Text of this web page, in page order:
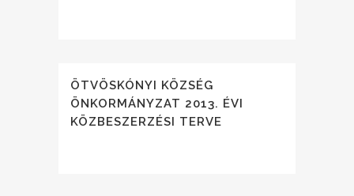
ÖTVÖSKÓNYI KÖZSÉG
ÖNKORMÁNYZAT 2013. ÉVI
KÖZBESZERZÉSI TERVE